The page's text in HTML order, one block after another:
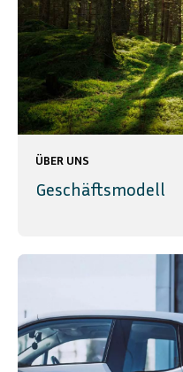
ÜBER UNS
Geschäftsmodell